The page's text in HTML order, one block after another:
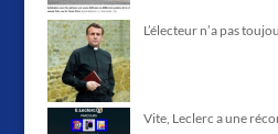
L’électeur n’a pas
Vite, Leclerc a une